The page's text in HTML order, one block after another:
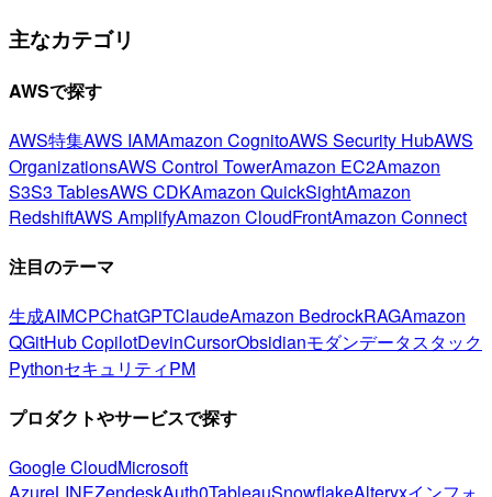
主なカテゴリ
AWSで探す
AWS特集AWS IAMAmazon CognitoAWS Security HubAWS
OrganizationsAWS Control TowerAmazon EC2Amazon
S3S3 TablesAWS CDKAmazon QuickSightAmazon
RedshiftAWS AmplifyAmazon CloudFrontAmazon Connect
注目のテーマ
生成AIMCPChatGPTClaudeAmazon BedrockRAGAmazon
QGitHub CopilotDevinCursorObsidianモダンデータスタック
PythonセキュリティPM
プロダクトやサービスで探す
Google CloudMicrosoft